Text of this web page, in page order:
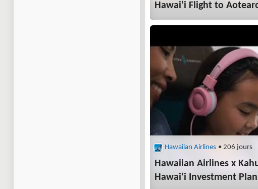
Hawaiʻi Flight to
Hawaiian Airlines • 206 jours
Hawaiian Airlines x
Hawai‘i Investment Plan